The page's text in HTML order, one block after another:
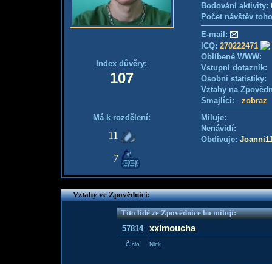
Index důvěry:
107
Má k rozdělení:
11
7
Bodování aktivity:
Počet návštěv
E-mail:
ICQ: 270222471
Oblíbené WWW:
Vstupní
Osobní
Vztahy na
Smajlíci: zobraz
Miluje:
Nenávidí:
Obdivuje:
Vztahy ve Zpovědnici:
Tito lidé ze Zpovědnice ho milují:
57814
xxlmoucha
Číslo Nick